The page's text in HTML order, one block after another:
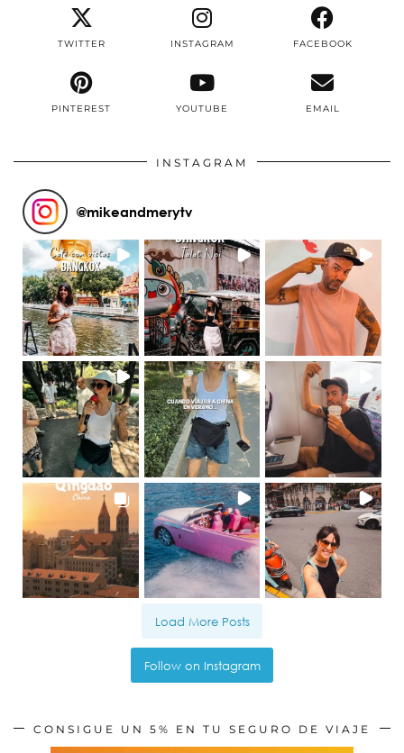
TWITTER INSTAGRAM FACEBOOK
PINTEREST YOUTUBE EMAIL
INSTAGRAM
@mikeandmerytv
Load More Posts
Follow on Instagram
CONSIGUE UN 5% EN TU SEGURO DE VIAJE